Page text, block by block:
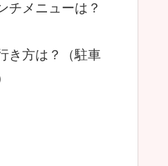
チメニューは？
き方は？（駐車